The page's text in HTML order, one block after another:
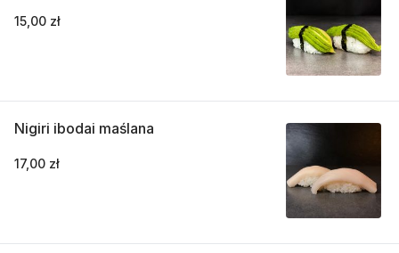
15,00 zł
Nigiri ibodai maślana
17,00 zł